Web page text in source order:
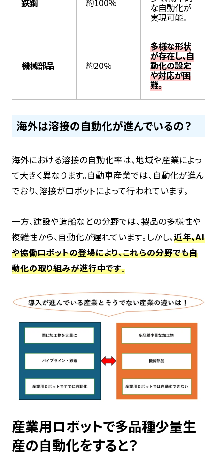
鉄鋼 約100%
な自動化が
実現可能。
機械部品 約20%
多様な形状
が存在し、自
動化の設定
や対応が困
難。
海外は溶接の自動化が進んでいるの？
海外における溶接の自動化率は、地域や産業によっ
て大きく異なります。自動車産業では、自動化が進ん
でおり、溶接がロボットによって行われています。
一方、建設や造船などの分野では、製品の多様性や
複雑性から、自動化が遅れています。しかし、近年、AI
や協働ロボットの登場により、これらの分野でも自
動化の取り組みが進行中です。
産業用ロボットで多品種少量生
産の自動化をすると？